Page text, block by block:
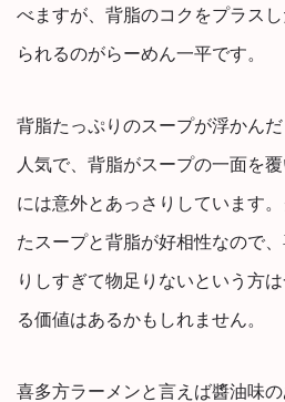
べますが、背脂のコクをプラスし
られるのがらーめん一平です。
背脂たっぷりのスープが浮かんだ
人気で、背脂がスープの一面を
には意外とあっさりしています。
たスープと背脂が好相性なので、
りしすぎて物足りないという方
る価値はあるかもしれません。
喜多方ラーメンと言えば醬油味の